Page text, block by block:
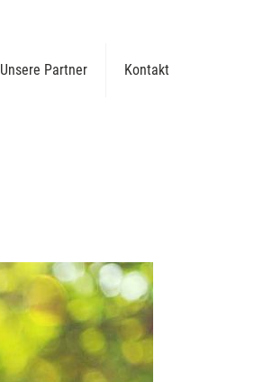
Unsere Partner Kontakt